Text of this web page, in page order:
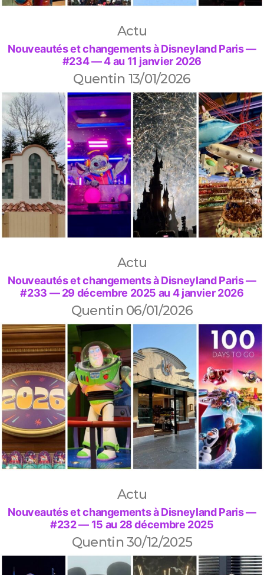
Actu
Nouveautés et changements à Disneyland Paris —
#234 — 4 au 11 janvier 2026
Quentin 13/01/2026
Actu
Nouveautés et changements à Disneyland Paris —
#233 — 29 décembre 2025 au 4 janvier 2026
Quentin 06/01/2026
Actu
Nouveautés et changements à Disneyland Paris —
#232 — 15 au 28 décembre 2025
Quentin30/12/2025